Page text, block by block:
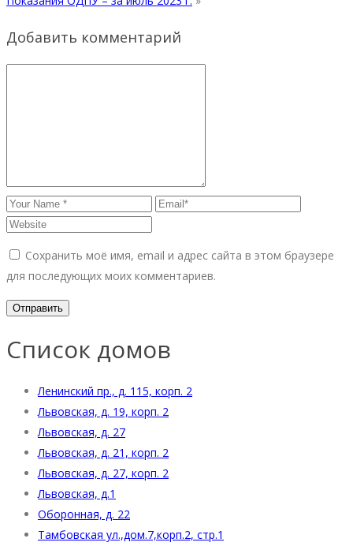
Добавить комментарий
Сохранить моё имя, email и адрес сайта в этом браузере
для последующих моих комментариев.
Список домов
Ленинский пр., д. 115, корп. 2
Львовская, д. 19, корп. 2
Львовская, д. 27
Львовская, д. 21, корп. 2
Львовская, д. 27, корп. 2
Львовская, д.1
Оборонная, д. 22
Тамбовская ул.,дом.7,корп.2, стр.1